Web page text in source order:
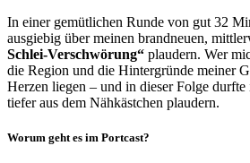
In einer gemütlichen Runde von gut 32
ausgiebig über meinen brandneuen,
Schlei-Verschwörung“ plaudern. Wer
die Region und die Hintergründe meiner
Herzen liegen – und in dieser Folge durfte
tiefer aus dem Nähkästchen plaudern.
Worum geht es im Portcast?